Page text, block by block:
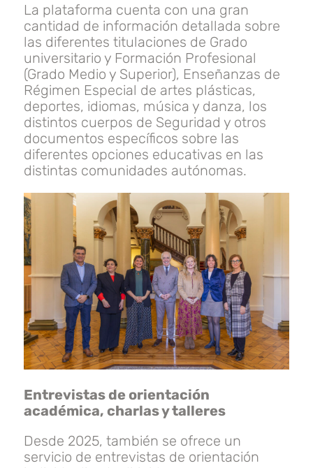
La plataforma cuenta con una gran
cantidad de información detallada sobre
las diferentes titulaciones de Grado
universitario y Formación Profesional
(Grado Medio y Superior), Enseñanzas de
Régimen Especial de artes plásticas,
deportes, idiomas, música y danza, los
distintos cuerpos de Seguridad y otros
documentos específicos sobre las
diferentes opciones educativas en las
distintas comunidades autónomas.
Entrevistas de orientación
académica, charlas y talleres
Desde 2025, también se ofrece un
servicio de entrevistas de orientación